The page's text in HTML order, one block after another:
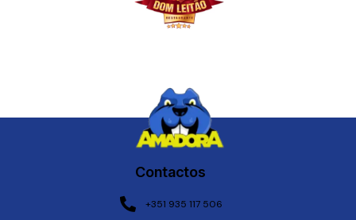
Contactos
+351 935 117 506